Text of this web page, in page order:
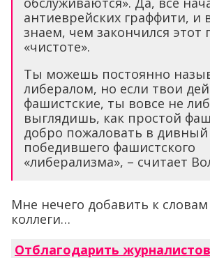
антиеврейских граффити, и
знаем, чем закончился этот
«чистоте».
Ты можешь постоянно
либералом, но если твои
фашистские, ты вовсе не
выглядишь, как простой
добро пожаловать в
победившего фашистского
«либерализма», – считает
Мне нечего добавить к словам
коллеги…
Отблагодарить